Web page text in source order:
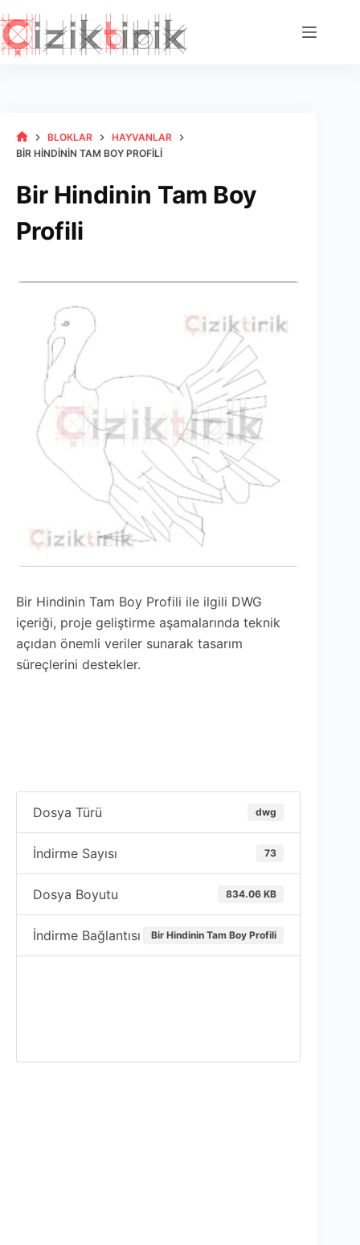
Skip
to
content
HOME
BLOKLAR
HAYVANLAR
BIR HINDININ TAM BOY PROFILI
Bir Hindinin Tam Boy
Profili
Bir Hindinin Tam Boy Profili ile ilgili DWG
içeriği, proje geliştirme aşamalarında teknik
açıdan önemli veriler sunarak tasarım
süreçlerini destekler.
Dosya Türü dwg
İndirme Sayısı 73
Dosya Boyutu 834.06 KB
İndirme Bağlantısı Bir Hindinin Tam Boy Profili